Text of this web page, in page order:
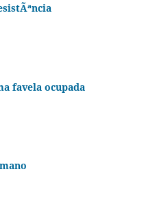
favela ocupada